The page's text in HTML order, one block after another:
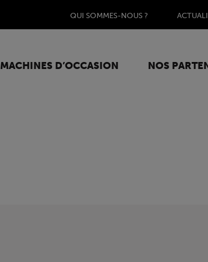
QUI SOMMES-NOUS ?
MACHINES D’OCCASION NOS